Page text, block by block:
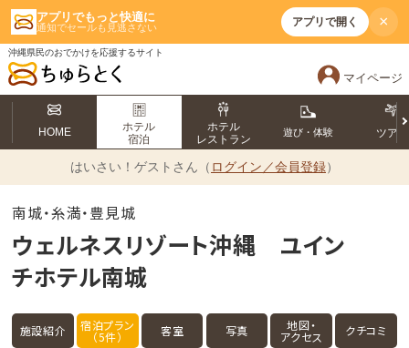
アプリでもっと快適に
通知でセールも見逃さない アプリで開く ×
沖縄県民のおでかけを応援するサイト
マイページ
HOME
ホテル
宿泊
ホテル
レストラン
遊び・体験 ツアー
はいさい！ ゲストさん（ ログイン／会員登録）
南城・糸満・豊見城
ウェルネスリゾート沖縄 ユイン
チホテル南城
施設紹介 宿泊プラン
（5件） 客室 写真 地図・
アクセス クチコミ